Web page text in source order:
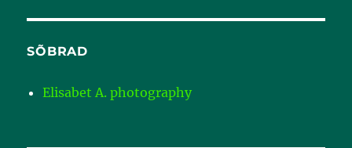
SÕBRAD
Elisabet A. photography